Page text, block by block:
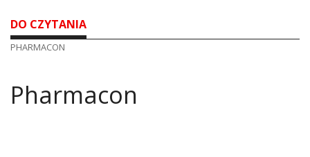
DO CZYTANIA
PHARMACON
Pharmacon